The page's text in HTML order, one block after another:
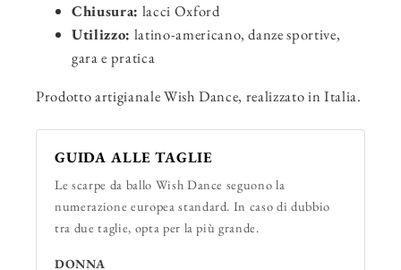
Chiusura: lacci Oxford
Utilizzo: latino-americano, danze sportive,
gara e pratica
Prodotto artigianale Wish Dance, realizzato in Italia.
GUIDA ALLE TAGLIE
Le scarpe da ballo Wish Dance seguono la
numerazione europea standard. In caso di dubbio
tra due taglie, opta per la più grande.
DONNA